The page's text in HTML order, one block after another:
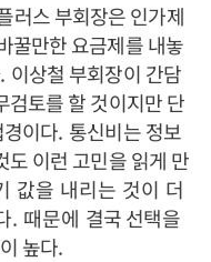
러스 부회장은 인가제
꿀만한 요금제를 내놓
. 이상철 부회장이 간담
검토를 할 것이지만 단
이다. 통신비는 정보
도 이런 고민을 읽게 만
값을 내리는 것이 더
. 때문에 결국 선택을
높다.